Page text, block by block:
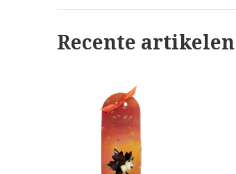
Recente artikelen